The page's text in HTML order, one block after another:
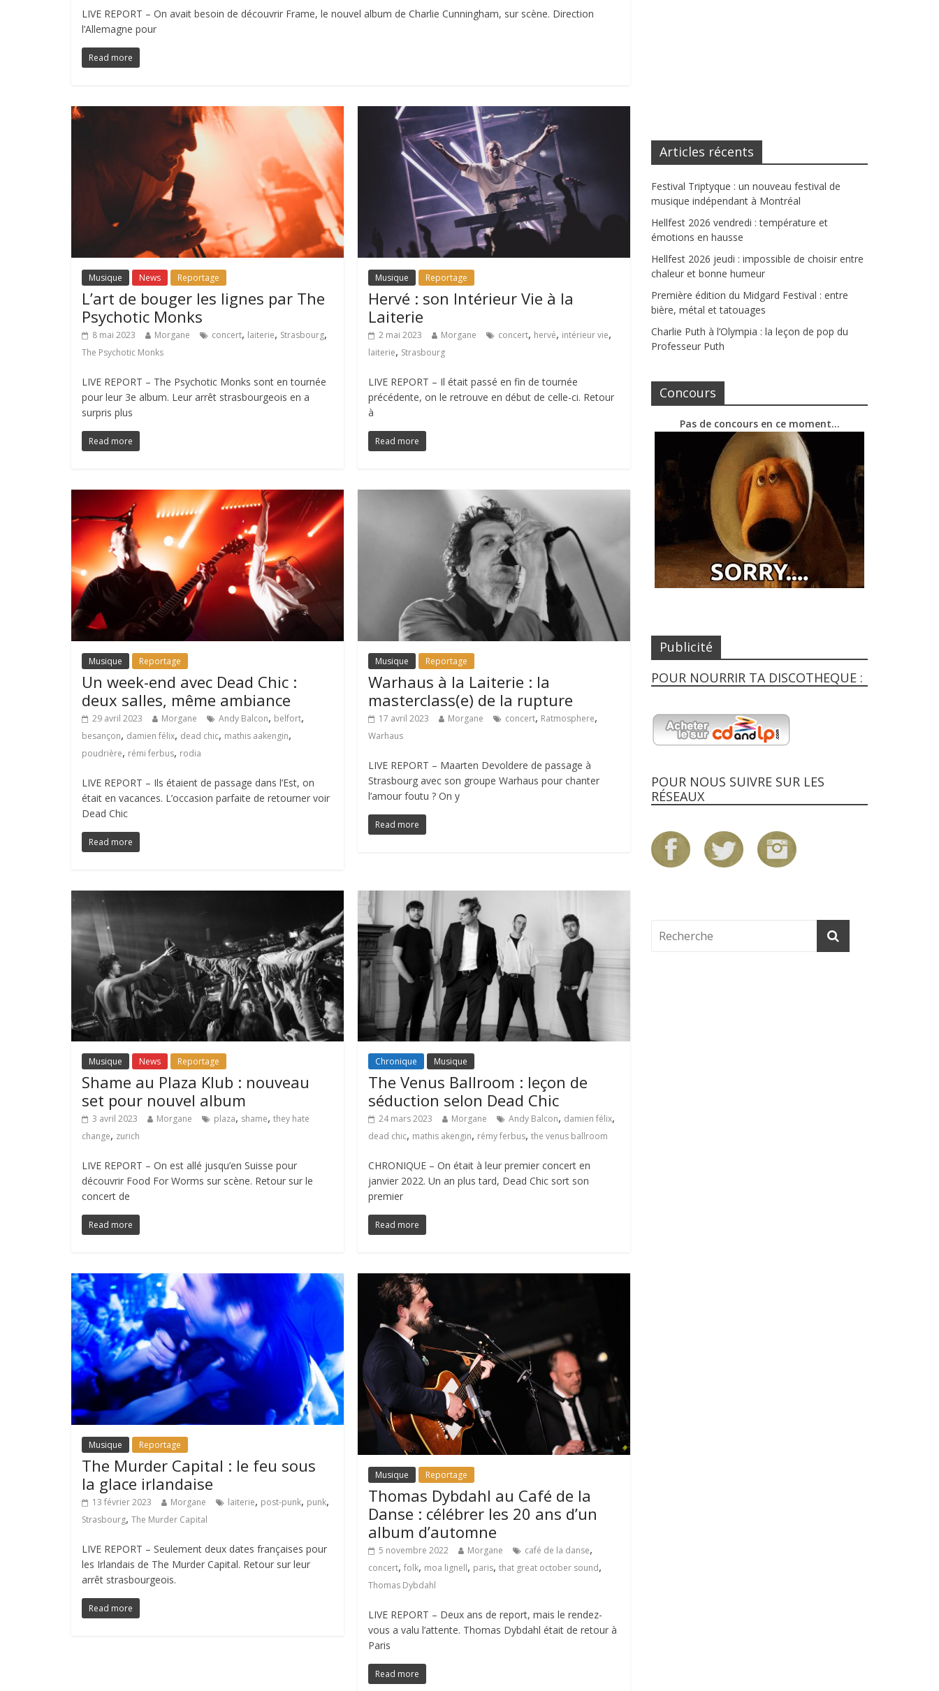
LIVE REPORT – On avait besoin de découvrir Frame, le nouvel album de Charlie Cunningham, sur scène. Direction
l’Allemagne pour
Read more
Musique News Reportage
L’art de bouger les lignes par The
Psychotic Monks
8 mai 2023 Morgane concert, laiterie, Strasbourg,
The Psychotic Monks
LIVE REPORT – The Psychotic Monks sont en tournée
pour leur 3e album. Leur arrêt strasbourgeois en a
surpris plus
Read more
Musique Reportage
Hervé : son Intérieur Vie à la
Laiterie
2 mai 2023 Morgane concert, hervé, intérieur vie,
laiterie, Strasbourg
LIVE REPORT – Il était passé en fin de tournée
précédente, on le retrouve en début de celle-ci. Retour
à
Read more
Musique Reportage
Un week-end avec Dead Chic :
deux salles, même ambiance
29 avril 2023 Morgane Andy Balcon, belfort,
besançon, damien félix, dead chic, mathis aakengin,
poudrière, rémi ferbus, rodia
LIVE REPORT – Ils étaient de passage dans l’Est, on
était en vacances. L’occasion parfaite de retourner voir
Dead Chic
Read more
Musique Reportage
Warhaus à la Laiterie : la
masterclass(e) de la rupture
17 avril 2023 Morgane concert, Ratmosphere,
Warhaus
LIVE REPORT – Maarten Devoldere de passage à
Strasbourg avec son groupe Warhaus pour chanter
l’amour foutu ? On y
Read more
Musique News Reportage
Shame au Plaza Klub : nouveau
set pour nouvel album
3 avril 2023 Morgane plaza, shame, they hate
change, zurich
LIVE REPORT – On est allé jusqu’en Suisse pour
découvrir Food For Worms sur scène. Retour sur le
concert de
Read more
Chronique Musique
The Venus Ballroom : leçon de
séduction selon Dead Chic
24 mars 2023 Morgane Andy Balcon, damien félix,
dead chic, mathis akengin, rémy ferbus,the venus ballroom
CHRONIQUE – On était à leur premier concert en
janvier 2022. Un an plus tard, Dead Chic sort son
premier
Read more
Musique Reportage
The Murder Capital : le feu sous
la glace irlandaise
13 février 2023 Morgane laiterie, post-punk, punk,
Strasbourg, The Murder Capital
LIVE REPORT – Seulement deux dates françaises pour
les Irlandais de The Murder Capital. Retour sur leur
arrêt strasbourgeois.
Read more
Musique Reportage
Thomas Dybdahl au Café de la
Danse : célébrer les 20 ans d’un
album d’automne
5 novembre 2022 Morgane café de la danse,
concert,folk, moa lignell, paris,that great october sound,
Thomas Dybdahl
LIVE REPORT – Deux ans de report, mais le rendez-
vous a valu l’attente. Thomas Dybdahl était de retour à
Paris
Read more
Articles récents
Festival Triptyque : un nouveau festival de
musique indépendant à Montréal
Hellfest 2026 vendredi : température et
émotions en hausse
Hellfest 2026 jeudi : impossible de choisir entre
chaleur et bonne humeur
Première édition du Midgard Festival : entre
bière, métal et tatouages
Charlie Puth à l’Olympia : la leçon de pop du
Professeur Puth
Concours
Pas de concours en ce moment…
Publicité
POUR NOURRIR TA DISCOTHEQUE :
POUR NOUS SUIVRE SUR LES
RÉSEAUX